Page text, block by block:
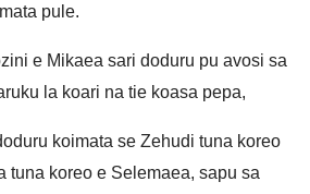
pule.
e Mikaea sari doduru pu avosi sa
la koari na tie koasa pepa,
koimata se Zehudi tuna koreo
tuna koreo e Selemaea, sapu sa